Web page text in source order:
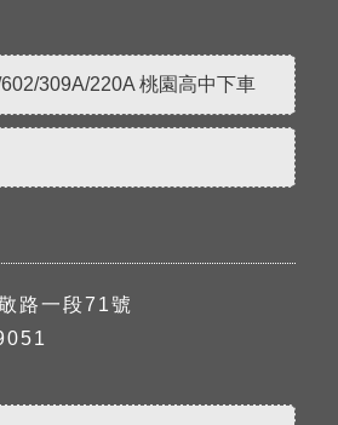
309A/220A 桃園高中下車
路一段71號